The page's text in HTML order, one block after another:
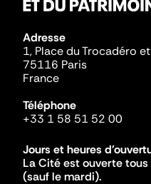
Adresse
1, Place du Trocadéro
75116 Paris
France
Téléphone
+33 1 58 51 52 00
Jours et heures
La Cité est ouverte
(sauf le mardi).